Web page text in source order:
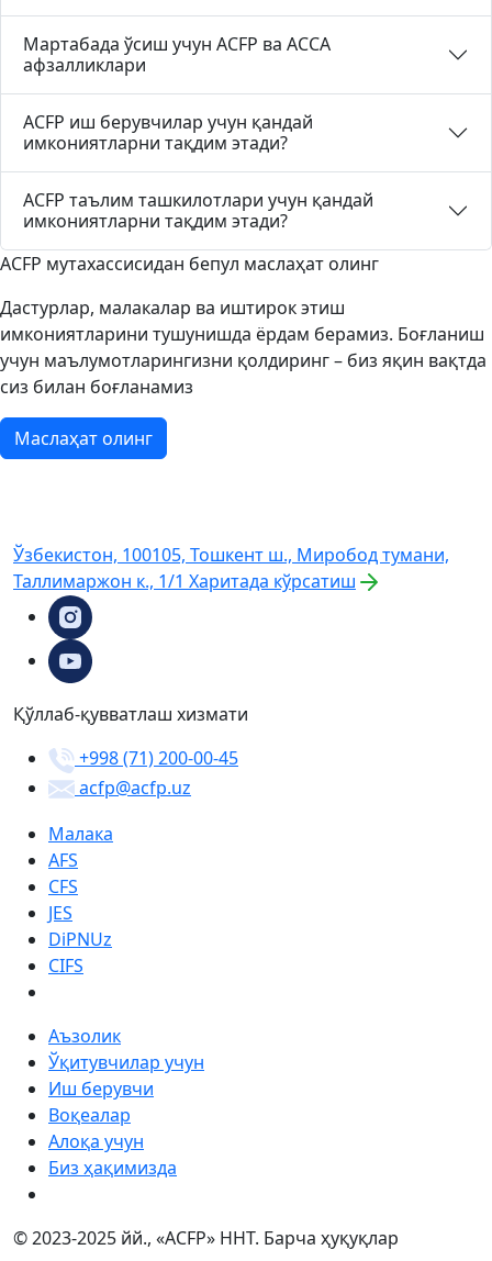
Мартабада ўсиш учун ACFP ва ACCA
афзалликлари
ACFP иш берувчилар учун қандай
имкониятларни тақдим этади?
ACFP таълим ташкилотлари учун қандай
имкониятларни тақдим этади?
ACFP мутахассисидан бепул маслаҳат олинг
Дастурлар, малакалар ва иштирок этиш
имкониятларини тушунишда ёрдам берамиз. Боғланиш
учун маълумотларингизни қолдиринг – биз яқин вақтда
сиз билан боғланамиз
Маслаҳат олинг
Ўзбекистон, 100105, Тошкент ш., Миробод тумани,
Таллимаржон к., 1/1 Харитада кўрсатиш
Қўллаб-қувватлаш хизмати
+998 (71) 200-00-45
acfp@acfp.uz
Малака
AFS
CFS
JES
DiPNUz
CIFS
Аъзолик
Ўқитувчилар учун
Иш берувчи
Воқеалар
Алоқа учун
Биз ҳақимизда
© 2023-2025 йй., «ACFP» ННТ. Барча ҳуқуқлар